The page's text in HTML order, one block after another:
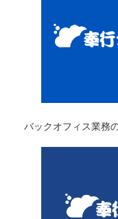
バックオフィス業務